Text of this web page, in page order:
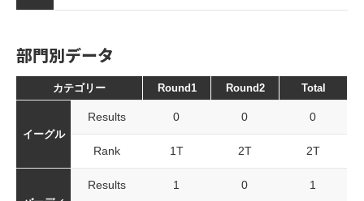
部門別データ
カテゴリー Round1 Round2 Total
イーグル
Results 0 0 0
Rank 1T 2T 2T
Results 1 0 1